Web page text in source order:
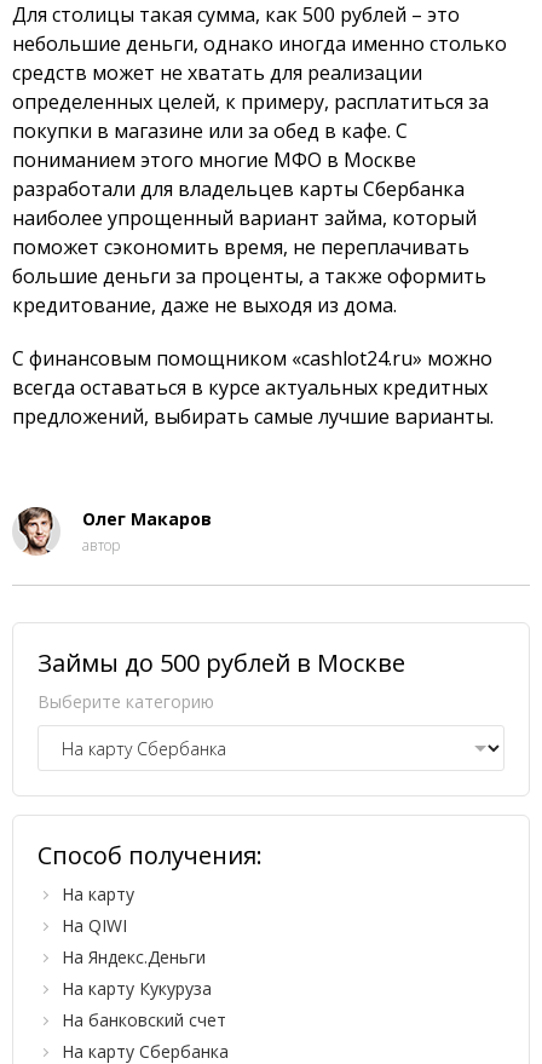
Для столицы такая сумма, как 500 рублей – это
небольшие деньги, однако иногда именно столько
средств может не хватать для реализации
определенных целей, к примеру, расплатиться за
покупки в магазине или за обед в кафе. С
пониманием этого многие МФО в Москве
разработали для владельцев карты Сбербанка
наиболее упрощенный вариант займа, который
поможет сэкономить время, не переплачивать
большие деньги за проценты, а также оформить
кредитование, даже не выходя из дома.
С финансовым помощником «cashlot24.ru» можно
всегда оставаться в курсе актуальных кредитных
предложений, выбирать самые лучшие варианты.
Олег Макаров
автор
Займы до 500 рублей в Москве
Выберите категорию
Способ получения:
На карту
На QIWI
На Яндекс.Деньги
На карту Кукуруза
На банковский счет
На карту Сбербанка